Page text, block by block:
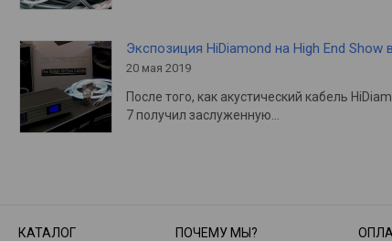
Экспозиция HiDiamond на High End Show
20 мая 2019
После того, как акустический кабель
7 получил заслуженную…
КАТАЛОГ ПОЧЕМУ МЫ?